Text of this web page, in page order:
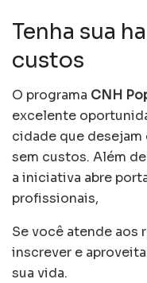
Tenha sua
custos
O programa CNH
excelente
cidade que
sem custos. Além
a iniciativa abre
profissionais,
Se você atende aos
inscrever e
sua vida.